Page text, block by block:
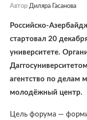
Автор Диляра Гасанова
Российско-
стартовал 20
университете.
агентство по делам
молодёжный центр.
Цель форума —